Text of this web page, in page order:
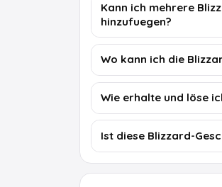
Kann ich mehrere
hinzufuegen?
Wo kann ich die
Wie erhalte und löse
Ist diese Blizzard-